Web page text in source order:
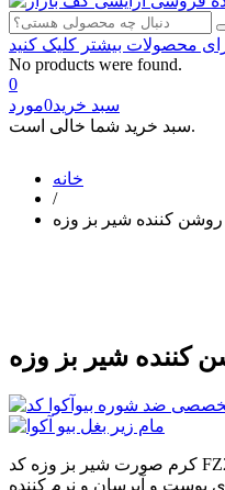
No products were found.
0
سبد خرید0مورد
سبد خرید شما خالی است.
خانه
/
کننده شیر بز وزه
کننده شیر بز وزه
کرم صورت شیر بز وزه کد FZ21088 حاوی عصاره شیر بز می باشد
پوست و آبرسان و نرم کننده